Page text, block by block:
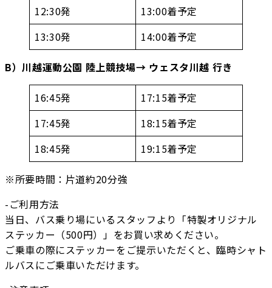
12:30発
13:00着予定
13:30発
14:00着予定
B）川越運動公園 陸上競技場→ ウェスタ川越 行き
16:45発
17:15着予定
17:45発
18:15着予定
18:45発
19:15着予定
※所要時間：片道約20分強
-ご利用方法
当日、バス乗り場にいるスタッフより「特製オリジナル
ステッカー（500円）」をお買い求めください。
ご乗車の際にステッカーをご提示いただくと、臨時シャト
ルバスにご乗車いただけます。